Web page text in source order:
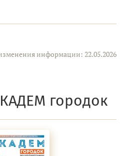
информации: 22.05.2026
городок